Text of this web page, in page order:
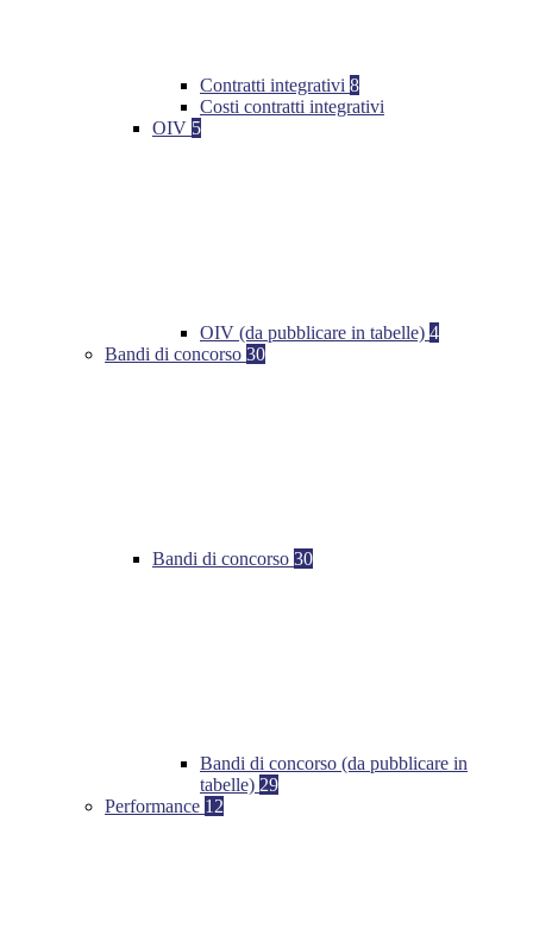
Contratti integrativi 8
Costi contratti integrativi
OIV 5
OIV (da pubblicare in tabelle) 4
Bandi di concorso 30
Bandi di concorso 30
Bandi di concorso (da pubblicare in
tabelle) 29
Performance 12